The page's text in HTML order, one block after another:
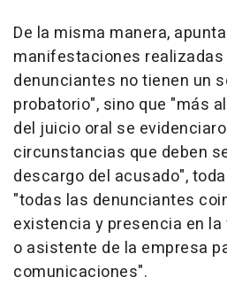
De la misma manera,
manifestaciones realizadas
denunciantes no tienen un
probatorio", sino que "más
del juicio oral se
circunstancias que deben
descargo del acusado",
"todas las denunciantes
existencia y presencia en
o asistente de la empresa
comunicaciones".